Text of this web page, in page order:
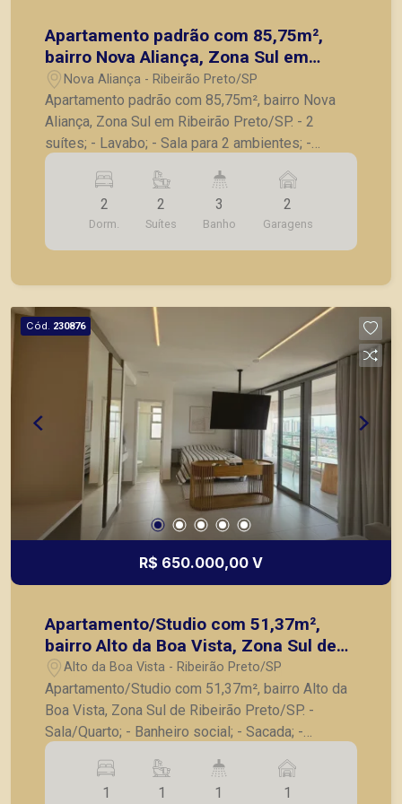
Apartamento padrão com 85,75m²,
bairro Nova Aliança, Zona Sul em
Ribeirão Preto/SP.
Nova Aliança - Ribeirão Preto/SP
Apartamento padrão com 85,75m², bairro Nova
Aliança, Zona Sul em Ribeirão Preto/SP. - 2
suítes; - Lavabo; - Sala para 2 ambientes; -
Varanda gourmet com churrasqueira; - Cozinha; -
Lavanderia; - 2 vagas de garagem. A Piramid tem
como objetivo atender seus clientes com
agilidade e segurança, em locação, vendas de
imóveis prontos, usados ou mesmo nos
2
Dorm.
2
Suítes
3
Banho
2
Garagens
Cód. 230876
R$ 650.000,00 V
Apartamento/Studio com 51,37m²,
bairro Alto da Boa Vista, Zona Sul de
Ribeirão Preto/SP.
Alto da Boa Vista - Ribeirão Preto/SP
Apartamento/Studio com 51,37m², bairro Alto da
Boa Vista, Zona Sul de Ribeirão Preto/SP. -
Sala/Quarto; - Banheiro social; - Sacada; -
Cozinha; - Área de serviço; - 1 vaga de garagem. -
Mobilia completa no imóvel! A Piramid tem como
objetivo atender seus clientes com agilidade e
1 1 1 1